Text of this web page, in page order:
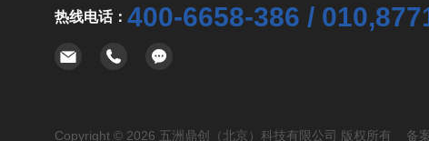
热线电话： 400-6658-386 /
Copyright © 2026 五洲鼎创（北京）科技有限公司 版权所有 备案